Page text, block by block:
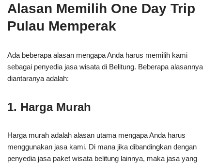
Alasan Memilih One Day Trip
Pulau Memperak
Ada beberapa alasan mengapa Anda harus memilih kami
sebagai penyedia jasa wisata di Belitung. Beberapa alasannya
diantaranya adalah:
1. Harga Murah
Harga murah adalah alasan utama mengapa Anda harus
menggunakan jasa kami. Di mana jika dibandingkan dengan
penyedia jasa paket wisata belitung lainnya, maka jasa yang